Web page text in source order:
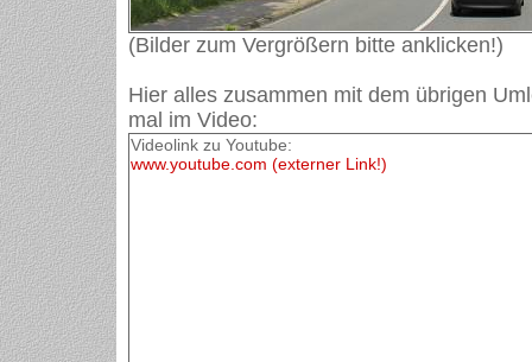
(Bilder zum Vergrößern bitte anklicken!)
Hier alles zusammen mit dem übrigen
mal im Video:
Videolink zu Youtube:
www.youtube.com (externer Link!)